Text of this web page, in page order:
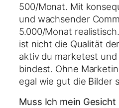
500/Monat. Mit
und wachsender
5.000/Monat
ist nicht die Qualität
aktiv du marketest
bindest. Ohne
egal wie gut die Bilder
Muss Ich mein Gesicht